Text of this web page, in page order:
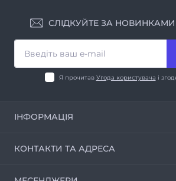
СЛІДКУЙТЕ ЗА
Я прочитав Угода користувача і
ІНФОРМАЦІЯ
Інформація про доставку
КОНТАКТИ ТА АДРЕСА